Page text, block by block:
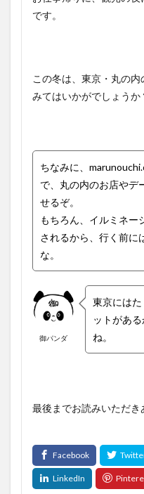
です。
この冬は、東京・丸の
みてはいかがでしょうか
ちなみに、
で、丸の内のお店やデ
せるぞ。
もちろん、イルミネー
されるから、行く前に
な。
御パンダ
東京には
ットがあ
ね。
最後までお読みいただき